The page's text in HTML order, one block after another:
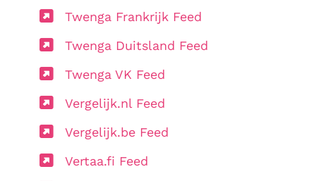
Twenga Frankrijk Feed
Twenga Duitsland Feed
Twenga VK Feed
Vergelijk.nl Feed
Vergelijk.be Feed
Vertaa.fi Feed